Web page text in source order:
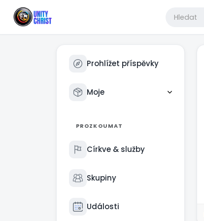
Prohlížet příspěvky
Moje
PROZKOUMAT
Církve & služby
Skupiny
Události